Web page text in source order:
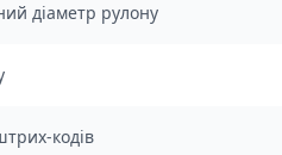
діаметр рулону
кодів